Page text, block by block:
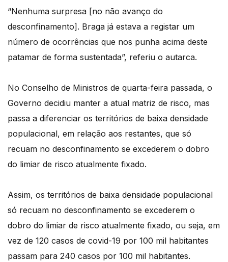
“Nenhuma surpresa [no não avanço do
desconfinamento]. Braga já estava a registar um
número de ocorrências que nos punha acima deste
patamar de forma sustentada”, referiu o autarca.
No Conselho de Ministros de quarta-feira passada, o
Governo decidiu manter a atual matriz de risco, mas
passa a diferenciar os territórios de baixa densidade
populacional, em relação aos restantes, que só
recuam no desconfinamento se excederem o dobro
do limiar de risco atualmente fixado.
Assim, os territórios de baixa densidade populacional
só recuam no desconfinamento se excederem o
dobro do limiar de risco atualmente fixado, ou seja, em
vez de 120 casos de covid-19 por 100 mil habitantes
passam para 240 casos por 100 mil habitantes.